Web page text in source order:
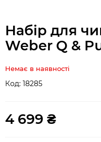
Набір для
Weber Q &
Немає в наявності
Код: 18285
4 699 ₴